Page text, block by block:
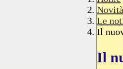
Novità
Le
Il
Il